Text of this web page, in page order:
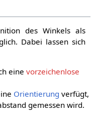
des Winkels als
Dabei lassen sich
einevorzeichenlose
Orientierung verfügt,
gemessen wird.